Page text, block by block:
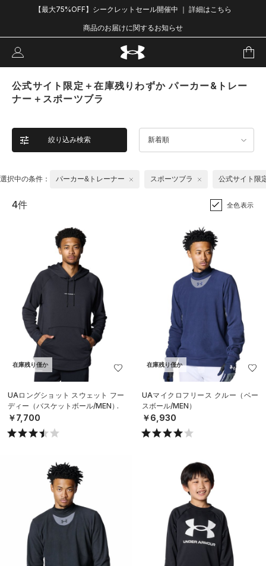
【最大75%OFF】シークレットセール開催中 ｜ 詳細はこちら
商品のお届けに関するお知らせ
公式サイト限定＋在庫残りわずか パーカー&トレー
ナー＋スポーツブラ
絞り込み検索 新着順
選択中の条件： パーカー&トレーナー スポーツブラ 公式サイト限
4件 全色表示
在庫残り僅か
UAロングショット スウェット フー
ディー（バスケットボール/MEN）
￥7,700
在庫残り僅か
UAマイクロフリース クルー（ベー
スボール/MEN）
￥6,930